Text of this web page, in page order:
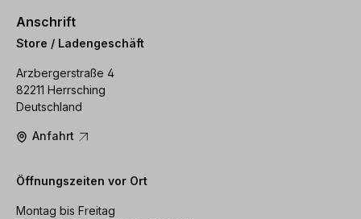
Anschrift
Store / Ladengeschäft
Arzbergerstraße 4
82211 Herrsching
Deutschland
Anfahrt
Öffnungszeiten vor Ort
Montag bis Freitag